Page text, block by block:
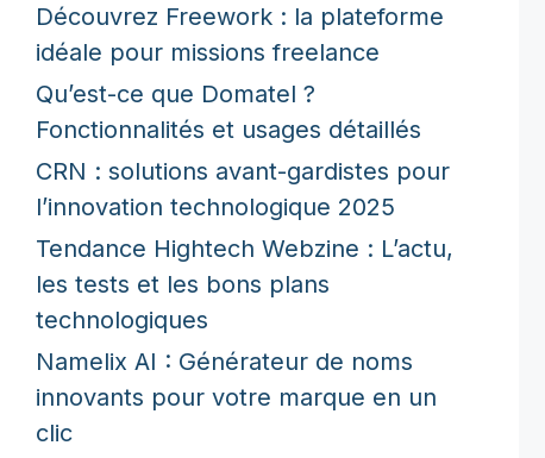
Découvrez Freework : la plateforme
idéale pour missions freelance
Qu’est-ce que Domatel ?
Fonctionnalités et usages détaillés
CRN : solutions avant-gardistes pour
l’innovation technologique 2025
Tendance Hightech Webzine : L’actu,
les tests et les bons plans
technologiques
Namelix AI : Générateur de noms
innovants pour votre marque en un
clic